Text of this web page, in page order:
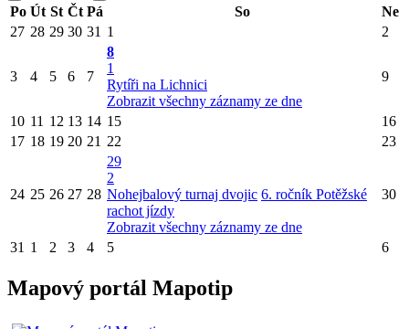
Po Út St Čt Pá So
Ne
27 28 29 30 31 1 2
3 4 5 6 7
8
1
Rytíři na Lichnici
Zobrazit všechny záznamy ze dne
9
10 11 12 13 14 15
16
17 18 19 20 21 22 23
24 25 26 27 28
29
2
Nohejbalový turnaj dvojic 6. ročník Potěžské
rachot jízdy
Zobrazit všechny záznamy ze dne
30
31 1 2 3 4 5 6
Mapový portál Mapotip